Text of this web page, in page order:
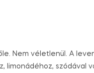
Nem véletlenül. A
limonádéhoz, szódával